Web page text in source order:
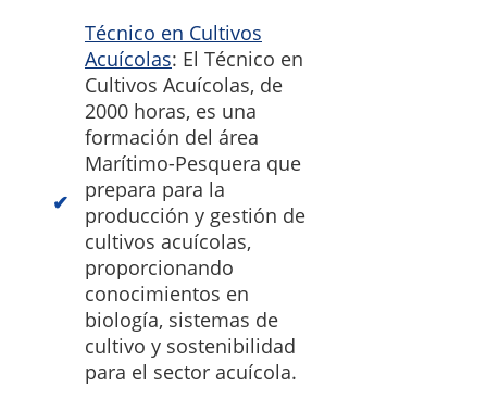
Técnico en Cultivos
Acuícolas: El Técnico en
Cultivos Acuícolas, de
2000 horas, es una
formación del área
Marítimo-Pesquera que
prepara para la
producción y gestión de
cultivos acuícolas,
proporcionando
conocimientos en
biología, sistemas de
cultivo y sostenibilidad
para el sector acuícola.